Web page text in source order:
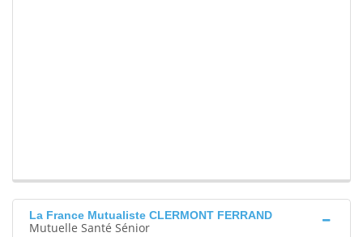
La France Mutualiste CLERMONT FERRAND
Mutuelle Santé Sénior